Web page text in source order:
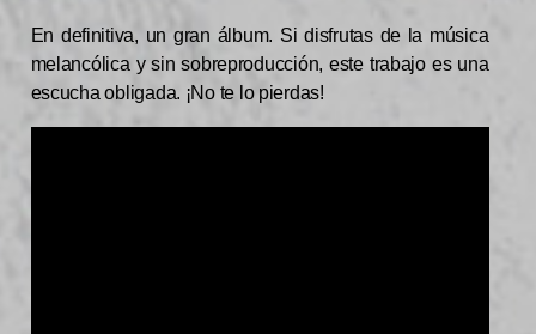
En definitiva, un gran álbum. Si disfrutas de la música
melancólica y sin sobreproducción, este trabajo es una
escucha obligada. ¡No te lo pierdas!